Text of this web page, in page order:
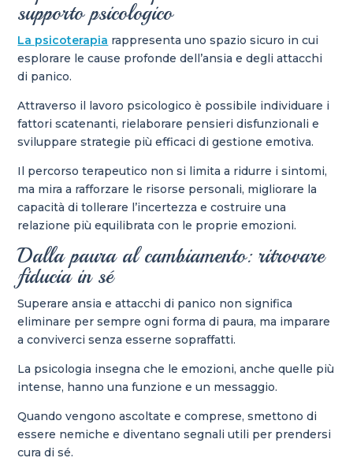
supporto psicologico
La psicoterapia rappresenta uno spazio sicuro in cui
esplorare le cause profonde dell’ansia e degli attacchi
di panico.
Attraverso il lavoro psicologico è possibile individuare i
fattori scatenanti, rielaborare pensieri disfunzionali e
sviluppare strategie più efficaci di gestione emotiva.
Il percorso terapeutico non si limita a ridurre i sintomi,
ma mira a rafforzare le risorse personali, migliorare la
capacità di tollerare l’incertezza e costruire una
relazione più equilibrata con le proprie emozioni.
Dalla paura al cambiamento: ritrovare
fiducia in sé
Superare ansia e attacchi di panico non significa
eliminare per sempre ogni forma di paura, ma imparare
a conviverci senza esserne sopraffatti.
La psicologia insegna che le emozioni, anche quelle più
intense, hanno una funzione e un messaggio.
Quando vengono ascoltate e comprese, smettono di
essere nemiche e diventano segnali utili per prendersi
cura di sé.